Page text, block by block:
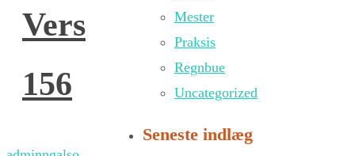
Vers
156
Mester
Praksis
Regnbue
Uncategorized
Seneste indlæg